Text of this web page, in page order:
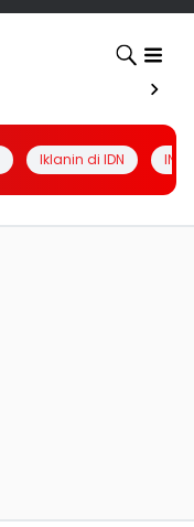
Iklanin di IDN